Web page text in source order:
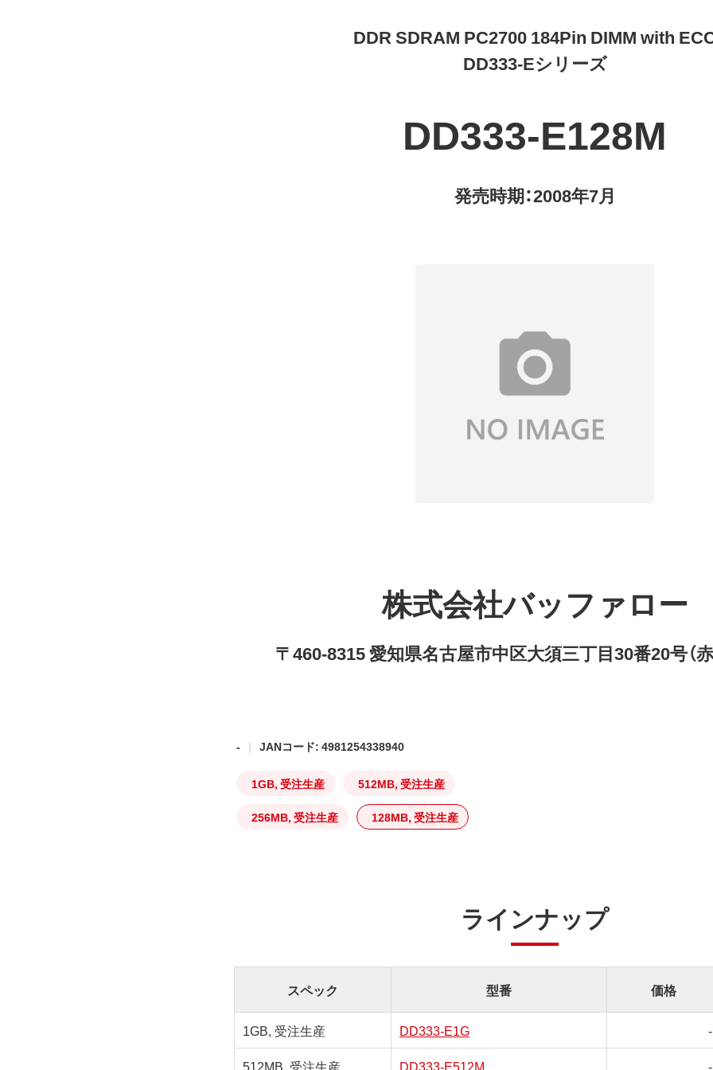
DDR SDRAM PC2700 184Pin DIMM with
DD333-Eシリーズ
DD333-E128M
発売時期：2008年7月
株式会社バッファロー
〒460-8315 愛知県名古屋市中区大須三丁目30番20号（
- JANコード: 4981254338940
1GB, 受注生産 512MB, 受注生産
256MB, 受注生産 128MB, 受注生産
ラインナップ
スペック 型番 価格
1GB, 受注生産 DD333-E1G -